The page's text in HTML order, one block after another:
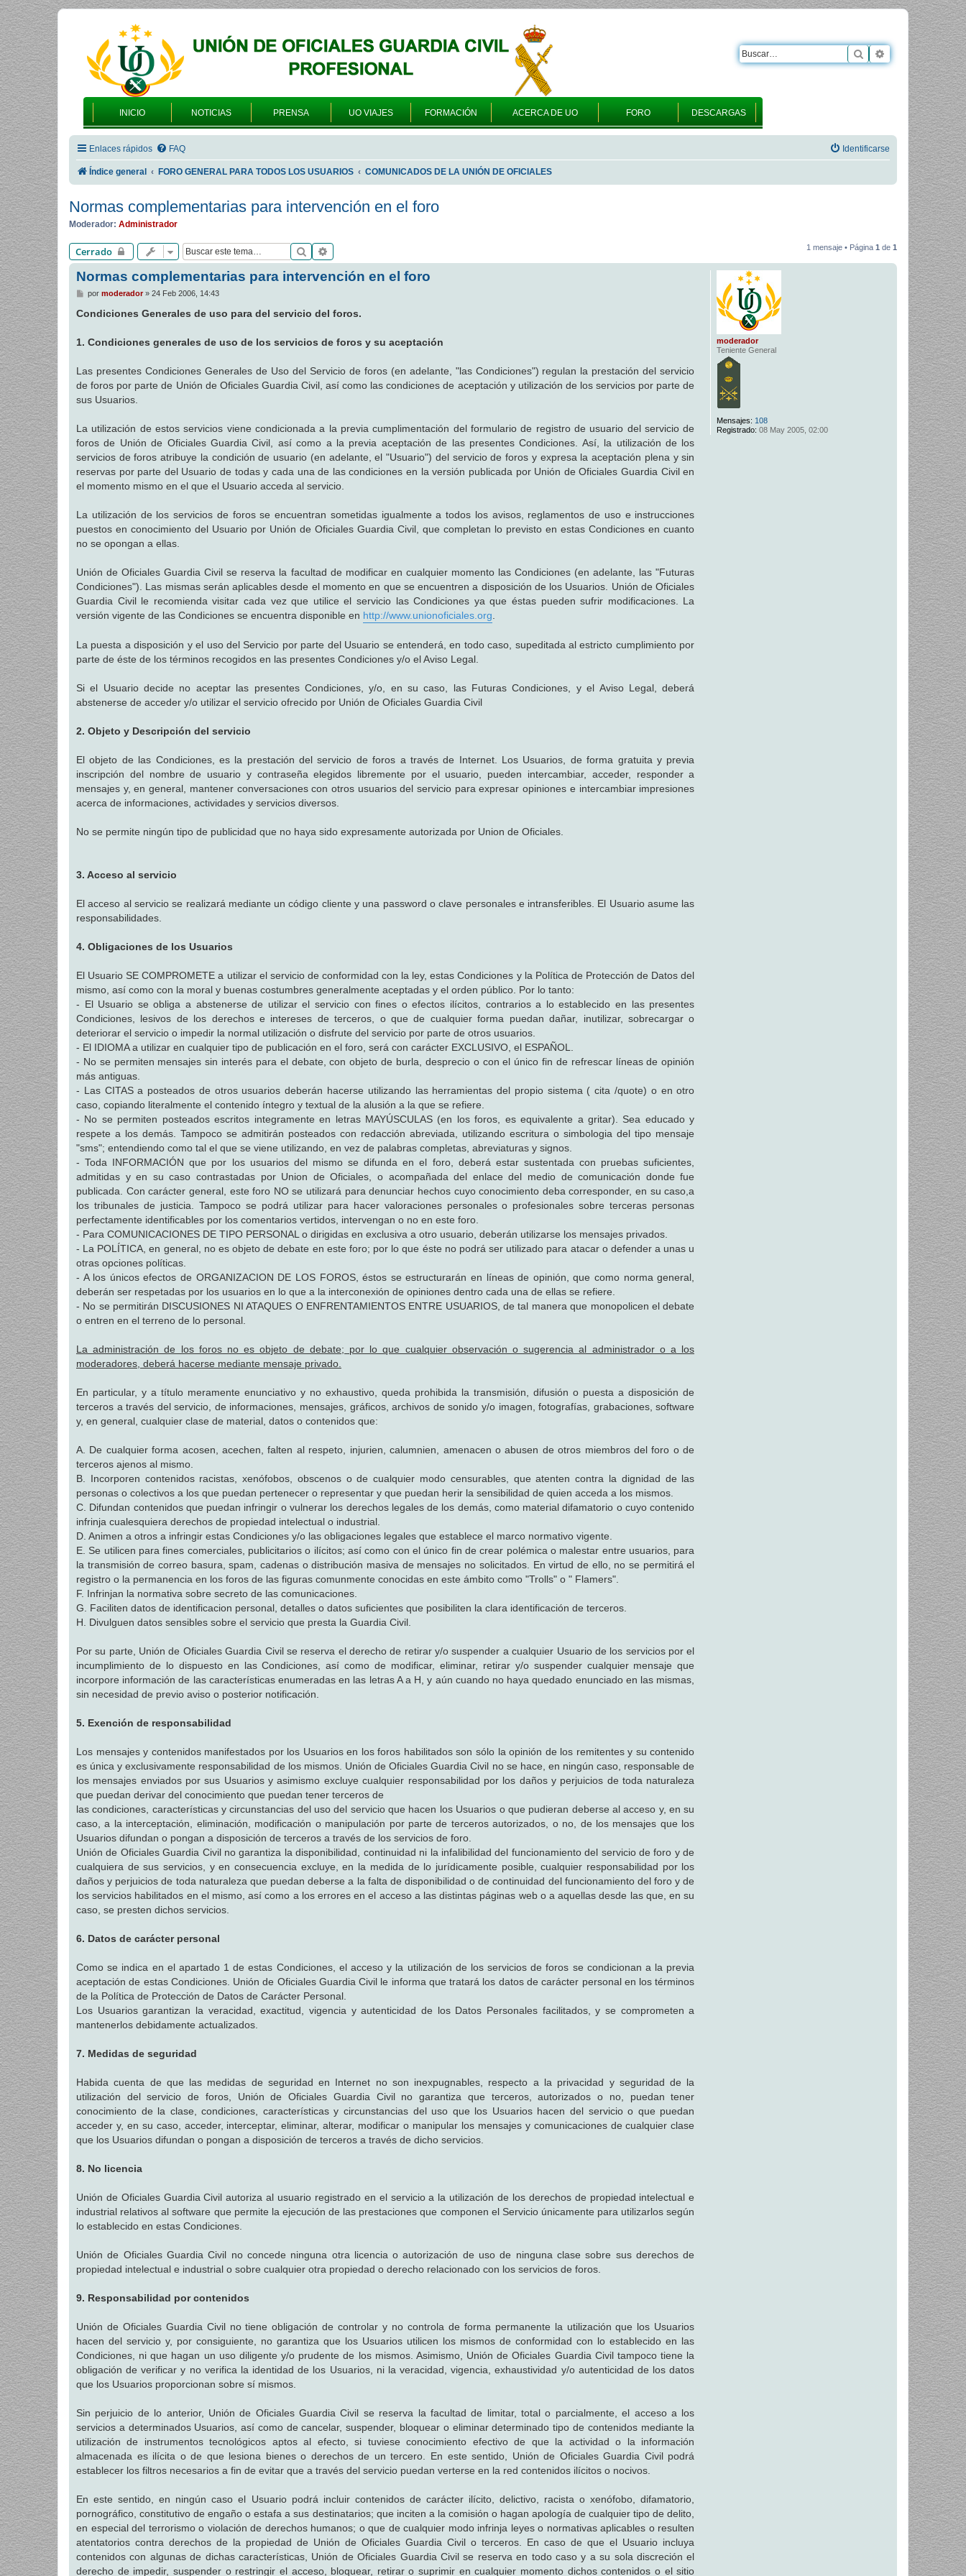
INICIO NOTICIAS PRENSA UO VIAJES FORMACIÓN ACERCA DE UO FORO DESCARGAS
Buscar Búsqueda
Enlaces rápidos FAQ Identificarse
Índice general FORO GENERAL PARA TODOS LOS USUARIOS COMUNICADOS DE LA UNIÓN DE OFICIALES
Normas complementarias para intervención en el foro
Moderador: Administrador
Cerrado Buscar 1 mensaje • Página 1 de 1
moderador
Teniente General
Mensajes: 108
Registrado: 08 May 2005, 02:00
Normas complementarias para intervención en el foro
M
n
por moderador» 24 Feb 2006, 14:43
Condiciones Generales de uso para del servicio del foros.
1. Condiciones generales de uso de los servicios de foros y su aceptación
Las presentes Condiciones Generales de Uso del Servicio de foros (en adelante, "las Condiciones") regulan la prestación del servicio
de foros por parte de Unión de Oficiales Guardia Civil, así como las condiciones de aceptación y utilización de los servicios por parte de
sus Usuarios.
La utilización de estos servicios viene condicionada a la previa cumplimentación del formulario de registro de usuario del servicio de
foros de Unión de Oficiales Guardia Civil, así como a la previa aceptación de las presentes Condiciones. Así, la utilización de los
servicios de foros atribuye la condición de usuario (en adelante, el "Usuario") del servicio de foros y expresa la aceptación plena y sin
reservas por parte del Usuario de todas y cada una de las condiciones en la versión publicada por Unión de Oficiales Guardia Civil en
el momento mismo en el que el Usuario acceda al servicio.
La utilización de los servicios de foros se encuentran sometidas igualmente a todos los avisos, reglamentos de uso e instrucciones
puestos en conocimiento del Usuario por Unión de Oficiales Guardia Civil, que completan lo previsto en estas Condiciones en cuanto
no se opongan a ellas.
Unión de Oficiales Guardia Civil se reserva la facultad de modificar en cualquier momento las Condiciones (en adelante, las "Futuras
Condiciones"). Las mismas serán aplicables desde el momento en que se encuentren a disposición de los Usuarios. Unión de Oficiales
Guardia Civil le recomienda visitar cada vez que utilice el servicio las Condiciones ya que éstas pueden sufrir modificaciones. La
versión vigente de las Condiciones se encuentra disponible en http://www.unionoficiales.org.
La puesta a disposición y el uso del Servicio por parte del Usuario se entenderá, en todo caso, supeditada al estricto cumplimiento por
parte de éste de los términos recogidos en las presentes Condiciones y/o el Aviso Legal.
Si el Usuario decide no aceptar las presentes Condiciones, y/o, en su caso, las Futuras Condiciones, y el Aviso Legal, deberá
abstenerse de acceder y/o utilizar el servicio ofrecido por Unión de Oficiales Guardia Civil
2. Objeto y Descripción del servicio
El objeto de las Condiciones, es la prestación del servicio de foros a través de Internet. Los Usuarios, de forma gratuita y previa
inscripción del nombre de usuario y contraseña elegidos libremente por el usuario, pueden intercambiar, acceder, responder a
mensajes y, en general, mantener conversaciones con otros usuarios del servicio para expresar opiniones e intercambiar impresiones
acerca de informaciones, actividades y servicios diversos.
No se permite ningún tipo de publicidad que no haya sido expresamente autorizada por Union de Oficiales.
3. Acceso al servicio
El acceso al servicio se realizará mediante un código cliente y una password o clave personales e intransferibles. El Usuario asume las
responsabilidades.
4. Obligaciones de los Usuarios
El Usuario SE COMPROMETE a utilizar el servicio de conformidad con la ley, estas Condiciones y la Política de Protección de Datos del
mismo, así como con la moral y buenas costumbres generalmente aceptadas y el orden público. Por lo tanto:
- El Usuario se obliga a abstenerse de utilizar el servicio con fines o efectos ilícitos, contrarios a lo establecido en las presentes
Condiciones, lesivos de los derechos e intereses de terceros, o que de cualquier forma puedan dañar, inutilizar, sobrecargar o
deteriorar el servicio o impedir la normal utilización o disfrute del servicio por parte de otros usuarios.
- El IDIOMA a utilizar en cualquier tipo de publicación en el foro, será con carácter EXCLUSIVO, el ESPAÑOL.
- No se permiten mensajes sin interés para el debate, con objeto de burla, desprecio o con el único fin de refrescar líneas de opinión
más antiguas.
- Las CITAS a posteados de otros usuarios deberán hacerse utilizando las herramientas del propio sistema ( cita /quote) o en otro
caso, copiando literalmente el contenido íntegro y textual de la alusión a la que se refiere.
- No se permiten posteados escritos integramente en letras MAYÚSCULAS (en los foros, es equivalente a gritar). Sea educado y
respete a los demás. Tampoco se admitirán posteados con redacción abreviada, utilizando escritura o simbologia del tipo mensaje
"sms"; entendiendo como tal el que se viene utilizando, en vez de palabras completas, abreviaturas y signos.
- Toda INFORMACIÓN que por los usuarios del mismo se difunda en el foro, deberá estar sustentada con pruebas suficientes,
admitidas y en su caso contrastadas por Union de Oficiales, o acompañada del enlace del medio de comunicación donde fue
publicada. Con carácter general, este foro NO se utilizará para denunciar hechos cuyo conocimiento deba corresponder, en su caso,a
los tribunales de justicia. Tampoco se podrá utilizar para hacer valoraciones personales o profesionales sobre terceras personas
perfectamente identificables por los comentarios vertidos, intervengan o no en este foro.
- Para COMUNICACIONES DE TIPO PERSONAL o dirigidas en exclusiva a otro usuario, deberán utilizarse los mensajes privados.
- La POLÍTICA, en general, no es objeto de debate en este foro; por lo que éste no podrá ser utilizado para atacar o defender a unas u
otras opciones políticas.
- A los únicos efectos de ORGANIZACION DE LOS FOROS, éstos se estructurarán en líneas de opinión, que como norma general,
deberán ser respetadas por los usuarios en lo que a la interconexión de opiniones dentro cada una de ellas se refiere.
- No se permitirán DISCUSIONES NI ATAQUES O ENFRENTAMIENTOS ENTRE USUARIOS, de tal manera que monopolicen el debate
o entren en el terreno de lo personal.
La administración de los foros no es objeto de debate; por lo que cualquier observación o sugerencia al administrador o a los
moderadores, deberá hacerse mediante mensaje privado.
En particular, y a título meramente enunciativo y no exhaustivo, queda prohibida la transmisión, difusión o puesta a disposición de
terceros a través del servicio, de informaciones, mensajes, gráficos, archivos de sonido y/o imagen, fotografías, grabaciones, software
y, en general, cualquier clase de material, datos o contenidos que:
A. De cualquier forma acosen, acechen, falten al respeto, injurien, calumnien, amenacen o abusen de otros miembros del foro o de
terceros ajenos al mismo.
B. Incorporen contenidos racistas, xenófobos, obscenos o de cualquier modo censurables, que atenten contra la dignidad de las
personas o colectivos a los que puedan pertenecer o representar y que puedan herir la sensibilidad de quien acceda a los mismos.
C. Difundan contenidos que puedan infringir o vulnerar los derechos legales de los demás, como material difamatorio o cuyo contenido
infrinja cualesquiera derechos de propiedad intelectual o industrial.
D. Animen a otros a infringir estas Condiciones y/o las obligaciones legales que establece el marco normativo vigente.
E. Se utilicen para fines comerciales, publicitarios o ilícitos; así como con el único fin de crear polémica o malestar entre usuarios, para
la transmisión de correo basura, spam, cadenas o distribución masiva de mensajes no solicitados. En virtud de ello, no se permitirá el
registro o la permanencia en los foros de las figuras comunmente conocidas en este ámbito como "Trolls" o " Flamers".
F. Infrinjan la normativa sobre secreto de las comunicaciones.
G. Faciliten datos de identificacion personal, detalles o datos suficientes que posibiliten la clara identificación de terceros.
H. Divulguen datos sensibles sobre el servicio que presta la Guardia Civil.
Por su parte, Unión de Oficiales Guardia Civil se reserva el derecho de retirar y/o suspender a cualquier Usuario de los servicios por el
incumplimiento de lo dispuesto en las Condiciones, así como de modificar, eliminar, retirar y/o suspender cualquier mensaje que
incorpore información de las características enumeradas en las letras A a H, y aún cuando no haya quedado enunciado en las mismas,
sin necesidad de previo aviso o posterior notificación.
5. Exención de responsabilidad
Los mensajes y contenidos manifestados por los Usuarios en los foros habilitados son sólo la opinión de los remitentes y su contenido
es única y exclusivamente responsabilidad de los mismos. Unión de Oficiales Guardia Civil no se hace, en ningún caso, responsable de
los mensajes enviados por sus Usuarios y asimismo excluye cualquier responsabilidad por los daños y perjuicios de toda naturaleza
que puedan derivar del conocimiento que puedan tener terceros de
las condiciones, características y circunstancias del uso del servicio que hacen los Usuarios o que pudieran deberse al acceso y, en su
caso, a la interceptación, eliminación, modificación o manipulación por parte de terceros autorizados, o no, de los mensajes que los
Usuarios difundan o pongan a disposición de terceros a través de los servicios de foro.
Unión de Oficiales Guardia Civil no garantiza la disponibilidad, continuidad ni la infalibilidad del funcionamiento del servicio de foro y de
cualquiera de sus servicios, y en consecuencia excluye, en la medida de lo jurídicamente posible, cualquier responsabilidad por los
daños y perjuicios de toda naturaleza que puedan deberse a la falta de disponibilidad o de continuidad del funcionamiento del foro y de
los servicios habilitados en el mismo, así como a los errores en el acceso a las distintas páginas web o a aquellas desde las que, en su
caso, se presten dichos servicios.
6. Datos de carácter personal
Como se indica en el apartado 1 de estas Condiciones, el acceso y la utilización de los servicios de foros se condicionan a la previa
aceptación de estas Condiciones. Unión de Oficiales Guardia Civil le informa que tratará los datos de carácter personal en los términos
de la Política de Protección de Datos de Carácter Personal.
Los Usuarios garantizan la veracidad, exactitud, vigencia y autenticidad de los Datos Personales facilitados, y se comprometen a
mantenerlos debidamente actualizados.
7. Medidas de seguridad
Habida cuenta de que las medidas de seguridad en Internet no son inexpugnables, respecto a la privacidad y seguridad de la
utilización del servicio de foros, Unión de Oficiales Guardia Civil no garantiza que terceros, autorizados o no, puedan tener
conocimiento de la clase, condiciones, características y circunstancias del uso que los Usuarios hacen del servicio o que puedan
acceder y, en su caso, acceder, interceptar, eliminar, alterar, modificar o manipular los mensajes y comunicaciones de cualquier clase
que los Usuarios difundan o pongan a disposición de terceros a través de dicho servicios.
8. No licencia
Unión de Oficiales Guardia Civil autoriza al usuario registrado en el servicio a la utilización de los derechos de propiedad intelectual e
industrial relativos al software que permite la ejecución de las prestaciones que componen el Servicio únicamente para utilizarlos según
lo establecido en estas Condiciones.
Unión de Oficiales Guardia Civil no concede ninguna otra licencia o autorización de uso de ninguna clase sobre sus derechos de
propiedad intelectual e industrial o sobre cualquier otra propiedad o derecho relacionado con los servicios de foros.
9. Responsabilidad por contenidos
Unión de Oficiales Guardia Civil no tiene obligación de controlar y no controla de forma permanente la utilización que los Usuarios
hacen del servicio y, por consiguiente, no garantiza que los Usuarios utilicen los mismos de conformidad con lo establecido en las
Condiciones, ni que hagan un uso diligente y/o prudente de los mismos. Asimismo, Unión de Oficiales Guardia Civil tampoco tiene la
obligación de verificar y no verifica la identidad de los Usuarios, ni la veracidad, vigencia, exhaustividad y/o autenticidad de los datos
que los Usuarios proporcionan sobre sí mismos.
Sin perjuicio de lo anterior, Unión de Oficiales Guardia Civil se reserva la facultad de limitar, total o parcialmente, el acceso a los
servicios a determinados Usuarios, así como de cancelar, suspender, bloquear o eliminar determinado tipo de contenidos mediante la
utilización de instrumentos tecnológicos aptos al efecto, si tuviese conocimiento efectivo de que la actividad o la información
almacenada es ilícita o de que lesiona bienes o derechos de un tercero. En este sentido, Unión de Oficiales Guardia Civil podrá
establecer los filtros necesarios a fin de evitar que a través del servicio puedan verterse en la red contenidos ilícitos o nocivos.
En este sentido, en ningún caso el Usuario podrá incluir contenidos de carácter ilícito, delictivo, racista o xenófobo, difamatorio,
pornográfico, constitutivo de engaño o estafa a sus destinatarios; que inciten a la comisión o hagan apología de cualquier tipo de delito,
en especial del terrorismo o violación de derechos humanos; o que de cualquier modo infrinja leyes o normativas aplicables o resulten
atentatorios contra derechos de la propiedad de Unión de Oficiales Guardia Civil o terceros. En caso de que el Usuario incluya
contenidos con algunas de dichas características, Unión de Oficiales Guardia Civil se reserva en todo caso y a su sola discreción el
derecho de impedir, suspender o restringir el acceso, bloquear, retirar o suprimir en cualquier momento dichos contenidos o el sitio